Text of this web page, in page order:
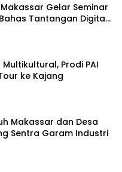
Makassar Gelar Seminar
Tantangan Digital
Prodi PAI
ke Kajang
Makassar dan Desa
Sentra Garam Industri